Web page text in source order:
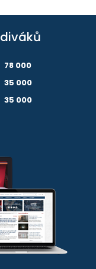
diváků
78 000
35 000
35 000